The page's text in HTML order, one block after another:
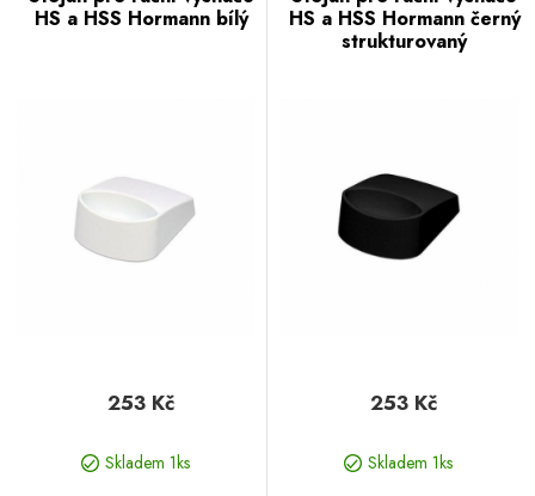
HS a HSS Hormann bílý
253 Kč
Skladem 1ks
HS a HSS Hormann černý
strukturovaný
253 Kč
Skladem 1ks